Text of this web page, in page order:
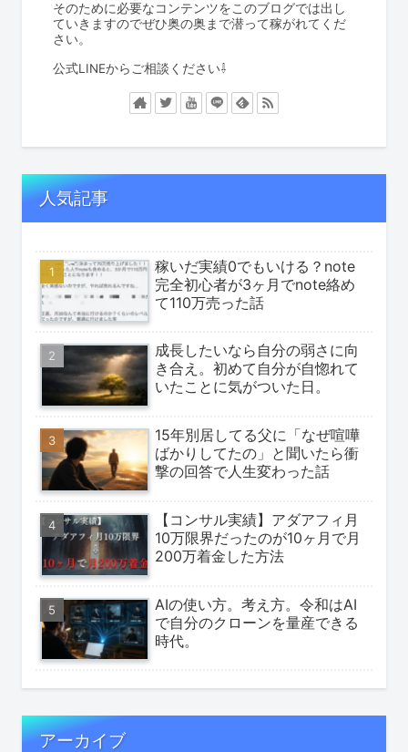
そのために必要なコンテンツをこのブログでは出し
ていきますのでぜひ奥の奥まで潜って稼がれてくだ
さい。
公式LINEからご相談ください⇩
人気記事
稼いだ実績0でもいける？note
完全初心者が3ヶ月でnote絡め
て110万売った話
成長したいなら自分の弱さに向
き合え。初めて自分が自惚れて
いたことに気がついた日。
15年別居してる父に「なぜ喧嘩
ばかりしてたの」と聞いたら衝
撃の回答で人生変わった話
【コンサル実績】アダアフィ月
10万限界だったのが10ヶ月で月
200万着金した方法
AIの使い方。考え方。令和はAI
で自分のクローンを量産できる
時代。
アーカイブ